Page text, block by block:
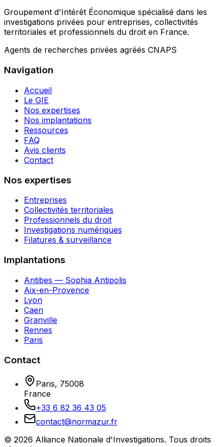
Groupement d'Intérêt Économique spécialisé dans les
investigations privées pour entreprises, collectivités
territoriales et professionnels du droit en France.
Agents de recherches privées agréés CNAPS
Navigation
Accueil
Le GIE
Nos expertises
Nos implantations
Ressources
FAQ
Avis clients
Contact
Nos expertises
Entreprises
Collectivités territoriales
Professionnels du droit
Investigations numériques
Filatures & surveillance
Implantations
Antibes — Sophia Antipolis
Aix-en-Provence
Lyon
Caen
Granville
Rennes
Paris
Contact
Paris, 75008
France
+33 6 82 36 43 05
contact@normazur.fr
© 2026 Alliance Nationale d'Investigations. Tous droits